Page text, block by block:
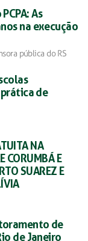
As
na execução
pública do RS
de
NA
CORUMBÁ E
SUAREZ E
de
de Janeiro